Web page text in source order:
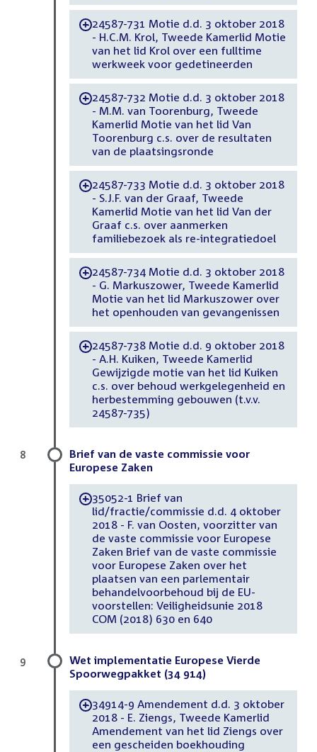
-24587-731 Motie d.d. 3 oktober 2018
- H.C.M. Krol, Tweede Kamerlid Motie
van het lid Krol over een fulltime
werkweek voor gedetineerden
-24587-732 Motie d.d. 3 oktober 2018
- M.M. van Toorenburg, Tweede
Kamerlid Motie van het lid Van
Toorenburg c.s. over de resultaten
van de plaatsingsronde
-24587-733 Motie d.d. 3 oktober 2018
- S.J.F. van der Graaf, Tweede
Kamerlid Motie van het lid Van der
Graaf c.s. over aanmerken
familiebezoek als re-integratiedoel
-24587-734 Motie d.d. 3 oktober 2018
- G. Markuszower, Tweede Kamerlid
Motie van het lid Markuszower over
het openhouden van gevangenissen
-24587-738 Motie d.d. 9 oktober 2018
- A.H. Kuiken, Tweede Kamerlid
Gewijzigde motie van het lid Kuiken
c.s. over behoud werkgelegenheid en
herbestemming gebouwen (t.v.v.
24587-735)
Brief van de vaste commissie voor
Europese Zaken
-35052-1 Brief van
lid/fractie/commissie d.d. 4 oktober
2018 - F. van Oosten, voorzitter van
de vaste commissie voor Europese
Zaken Brief van de vaste commissie
voor Europese Zaken over het
plaatsen van een parlementair
behandelvoorbehoud bij de EU-
voorstellen: Veiligheidsunie 2018
COM (2018) 630 en 640
8
Wet implementatie Europese Vierde
Spoorwegpakket (34 914)
-34914-9 Amendement d.d. 3 oktober
2018 - E. Ziengs, Tweede Kamerlid
Amendement van het lid Ziengs over
een gescheiden boekhouding
9